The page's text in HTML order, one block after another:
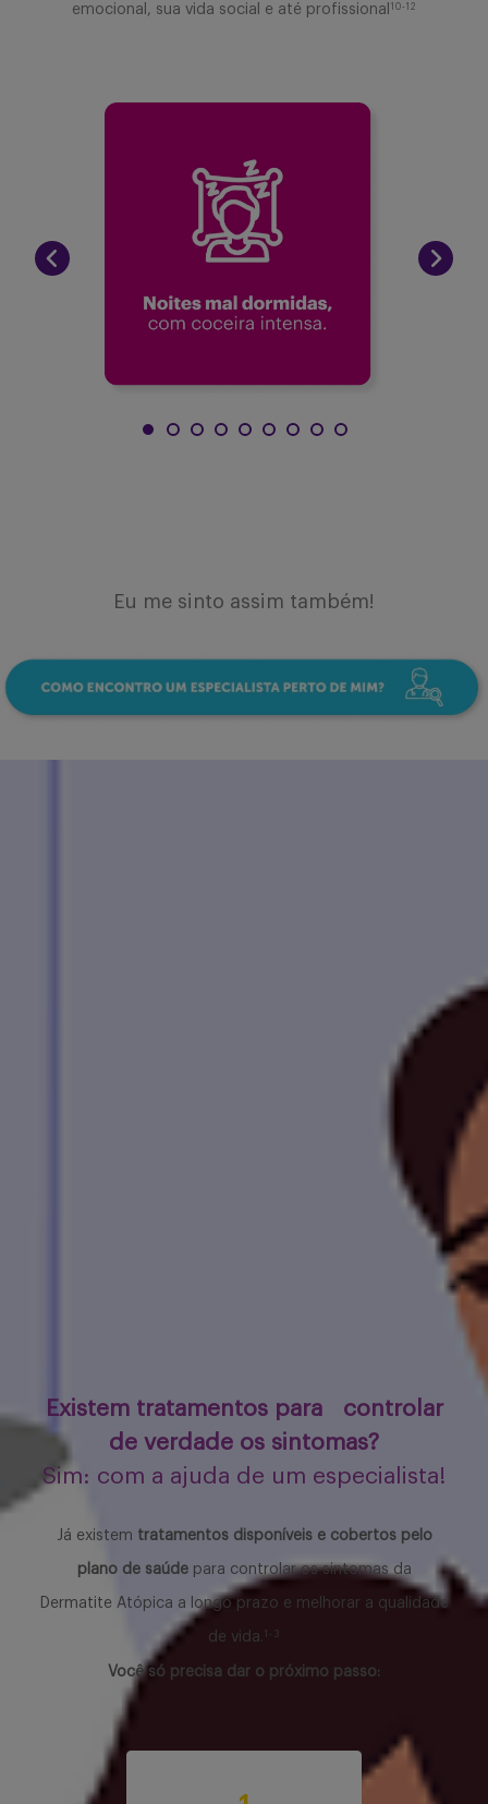
emocional, sua vida social e até profissional 10-12
Eu me sinto assim também!
Existem tratamentos para controlar
de verdade os sintomas?
Sim: com a ajuda de um especialista!
Já existem tratamentos disponíveis e cobertos pelo
plano de saúdepara controlar os sintomas da
Dermatite Atópica a longo prazo e melhorar a qualidade
de vida. 1-3
Você só precisa dar o próximo passo: